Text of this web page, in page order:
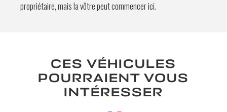
commerciale.
Envoyer
propriétaire, mais la vôtre peut commencer ici.
CES VÉHICULES
POURRAIENT VOUS
INTÉRESSER